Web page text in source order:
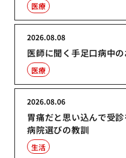
医療
医師に聞く手足口病中
2026.08.08
医療
胃痛だと思い込んで受
病院選びの教訓
2026.08.06
生活